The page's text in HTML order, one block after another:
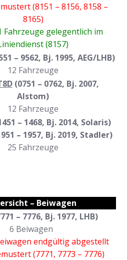
(8151 – 8156, 8158 –
8165)
Fahrzeuge gelegentlich im
(8157)
– 9562, Bj. 1995, AEG/LHB)
12 Fahrzeuge
(0751 – 0762, Bj. 2007,
Alstom)
12 Fahrzeuge
– 1468, Bj. 2014, Solaris)
– 1957, Bj. 2019, Stadler)
25 Fahrzeuge
– Beiwagen
– 7776, Bj. 1977, LHB)
6 Beiwagen
endgültig abgestellt
(7771, 7773 – 7776)